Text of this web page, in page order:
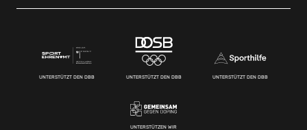
UNTERSTÜTZT DEN DBB UNTERSTÜTZT DEN DBB UNTERSTÜTZT DEN DBB
UNTERSTÜTZEN WIR